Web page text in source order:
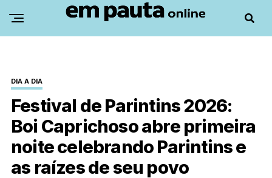
DIA A DIA
Festival de Parintins 2026:
Boi Caprichoso abre primeira
noite celebrando Parintins e
as raízes de seu povo